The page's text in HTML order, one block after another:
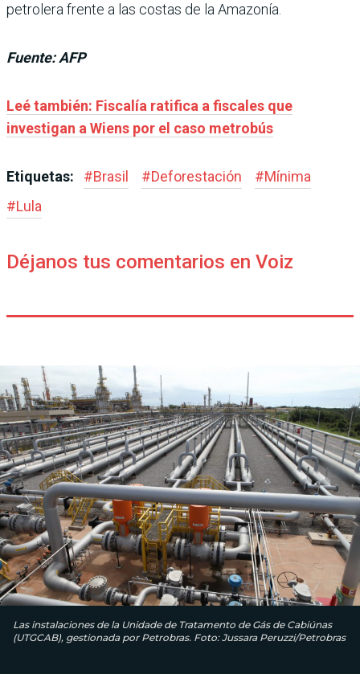
petrolera frente a las costas de la Amazonía.
Fuente: AFP
Leé también: Fiscalía ratifica a fiscales que
investigan a Wiens por el caso metrobús
Etiquetas: #Brasil #Deforestación #Mínima
#Lula
Déjanos tus comentarios en Voiz
Las instalaciones de la Unidade de Tratamento de Gás de Cabiúnas
(UTGCAB), gestionada por Petrobras. Foto: Jussara Peruzzi/Petrobras